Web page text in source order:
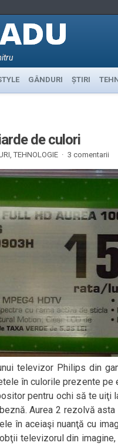
GÂNDURI ȘTIRI
de culori
, TEHNOLOGIE· 3 comentarii
televizor Philips din
în culorile prezente
pentru ochi să te uiţi
Aurea 2 rezolvă
în aceiaşi nuanţă cu
televizorul din